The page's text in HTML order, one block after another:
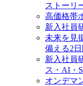
ストーリ
高価格帯
新入社員
未来を見
備える2
新入社員
ス・AI・
オンデマ